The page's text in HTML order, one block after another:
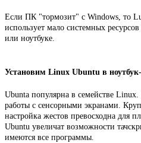
Если ПК "тормозит" с Windows, то
использует мало системных
или ноутбуке.
Установим Linux Ubuntu в
Ubunta популярна в семействе
работы с сенсорными экранами.
настройка жестов превосходна для
Ubuntu увеличат возможности
имеются все программы.